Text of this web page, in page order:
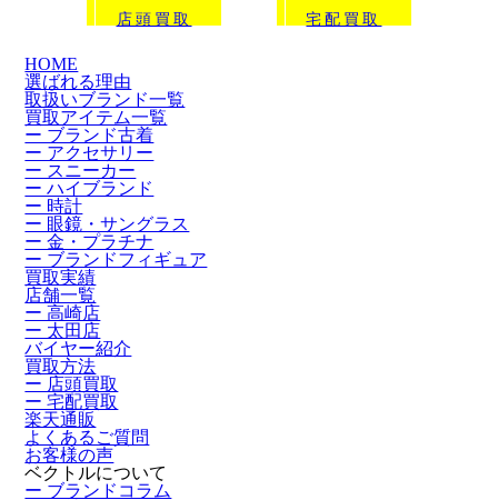
店頭買取 宅配買取
HOME
選ばれる理由
取扱いブランド一覧
買取アイテム一覧
ー ブランド古着
ー アクセサリー
ー スニーカー
ー ハイブランド
ー 時計
ー 眼鏡・サングラス
ー 金・プラチナ
ー ブランドフィギュア
買取実績
店舗一覧
ー 高崎店
ー 太田店
バイヤー紹介
買取方法
ー 店頭買取
ー 宅配買取
楽天通販
よくあるご質問
お客様の声
ベクトルについて
ー ブランドコラム